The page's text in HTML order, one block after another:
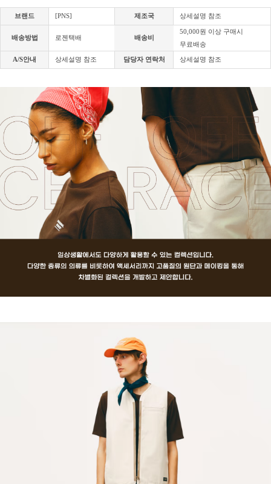
브랜드 [PNS] 제조국 상세설명 참조
배송방법 로젠택배 배송비
50,000원 이상 구매시
무료배송
A/S안내 상세설명 참조 담당자 연락처 상세설명 참조